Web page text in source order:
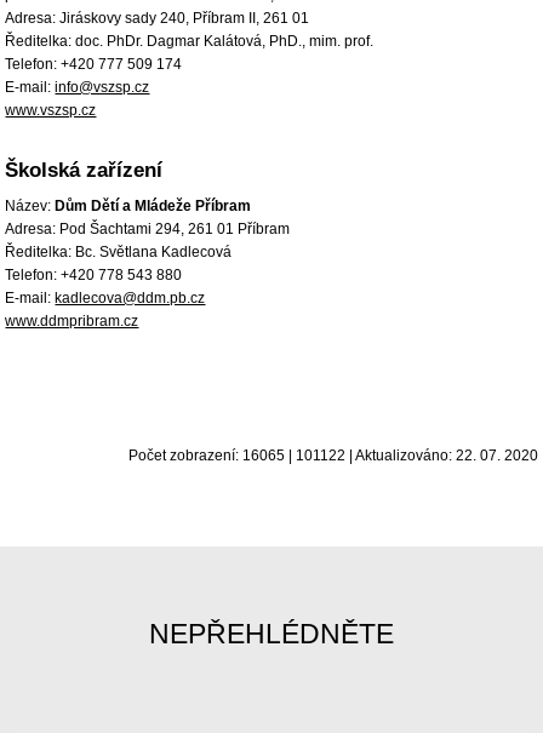
Adresa: Jiráskovy sady 240, Příbram II, 261 01
Ředitelka: doc. PhDr. Dagmar Kalátová, PhD., mim. prof.
Telefon: +420 777 509 174
E-mail:info@vszsp.cz
www.vszsp.cz
Školská zařízení
Název: Dům Dětí a Mládeže Příbram
Adresa: Pod Šachtami 294, 261 01 Příbram
Ředitelka: Bc. Světlana Kadlecová
Telefon: +420 778 543 880
E-mail: kadlecova@ddm.pb.cz
www.ddmpribram.cz
Počet zobrazení: 16065 | 101122 | Aktualizováno: 22. 07. 2020
NEPŘEHLÉDNĚTE